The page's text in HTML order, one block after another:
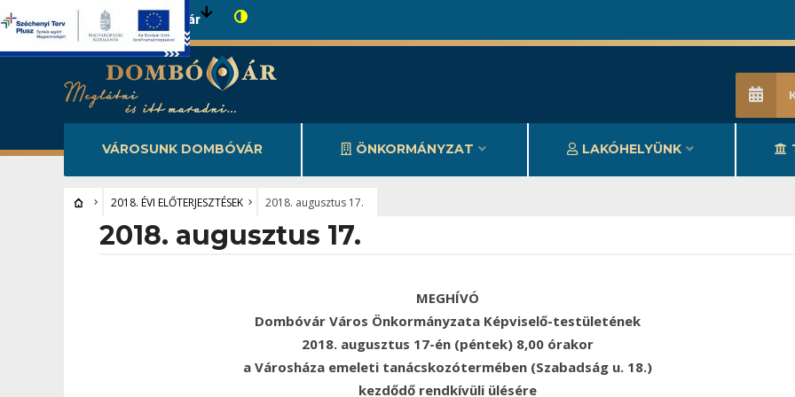
Városunk Dombóvár
VÁROSUNK DOMBÓVÁR ÖNKORMÁNYZAT LAKÓHELYÜNK
2018. ÉVI ELŐTERJESZTÉSEK 2018. augusztus 17.
2018. augusztus 17.
MEGHÍVÓ
Dombóvár Város Önkormányzata Képviselő-testületének
2018. augusztus 17-én (péntek) 8,00 órakor
a Városháza emeleti tanácskozótermében (Szabadság u. 18.)
kezdődő rendkívüli ülésére